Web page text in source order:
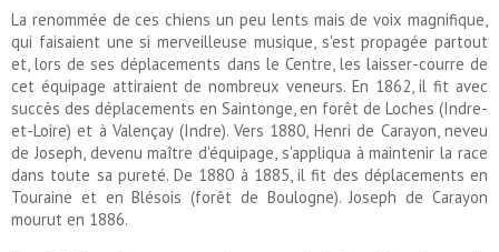
La renommée de ces chiens un peu lents mais de voix magnifique,
qui faisaient une si merveilleuse musique, s'est propagée partout
et, lors de ses déplacements dans le Centre, les laisser-courre de
cet équipage attiraient de nombreux veneurs. En 1862, il fit avec
succès des déplacements en Saintonge, en forêt de Loches (Indre-
et-Loire) et à Valençay (Indre). Vers 1880, Henri de Carayon, neveu
de Joseph, devenu maître d'équipage, s'appliqua à maintenir la race
dans toute sa pureté. De 1880 à 1885, il fit des déplacements en
Touraine et en Blésois (forêt de Boulogne). Joseph de Carayon
mourut en 1886.